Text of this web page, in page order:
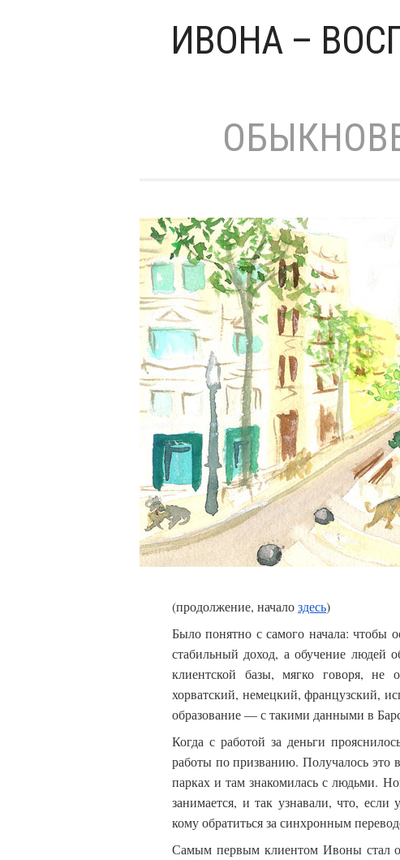
ИВОНА –
(продолжение, началоздесь)
Было понятно с самого начала: чтобы
стабильный доход, а обучение людей
клиентской базы, мягко говоря, не
хорватский, немецкий, французский,
образование — с такими данными в
Когда с работой за деньги
работы по призванию. Получалось это
парках и там знакомилась с людьми.
занимается, и так узнавали, что,
кому обратиться за синхронным
Самым первым клиентом Ивоны стал